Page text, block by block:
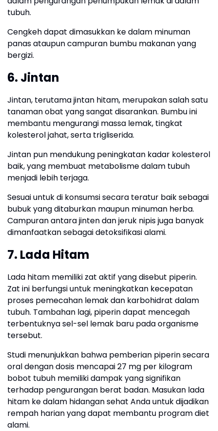
tubuh.
Cengkeh dapat dimasukkan ke dalam minuman
panas ataupun campuran bumbu makanan yang
bergizi.
6. Jintan
Jintan, terutama jintan hitam, merupakan salah satu
tanaman obat yang sangat disarankan. Bumbu ini
membantu mengurangi massa lemak, tingkat
kolesterol jahat, serta trigliserida.
Jintan pun mendukung peningkatan kadar kolesterol
baik, yang membuat metabolisme dalam tubuh
menjadi lebih terjaga.
Sesuai untuk di konsumsi secara teratur baik sebagai
bubuk yang ditaburkan maupun minuman herba.
Campuran antara jinten dan jeruk nipis juga banyak
dimanfaatkan sebagai detoksifikasi alami.
7. Lada Hitam
Lada hitam memiliki zat aktif yang disebut piperin.
Zat ini berfungsi untuk meningkatkan kecepatan
proses pemecahan lemak dan karbohidrat dalam
tubuh. Tambahan lagi, piperin dapat mencegah
terbentuknya sel-sel lemak baru pada organisme
tersebut.
Studi menunjukkan bahwa pemberian piperin secara
oral dengan dosis mencapai 27 mg per kilogram
bobot tubuh memiliki dampak yang signifikan
terhadap pengurangan berat badan. Masukan lada
hitam ke dalam hidangan sehat Anda untuk dijadikan
rempah harian yang dapat membantu program diet
alami.